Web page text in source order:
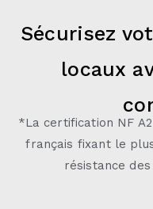
Sécurisez
locaux
*La certification NF
français fixant le
résistance